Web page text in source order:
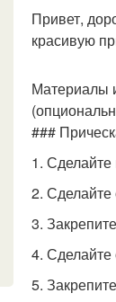
Привет,
красивую
Материалы
###
1.
2.
3.
4.
5.